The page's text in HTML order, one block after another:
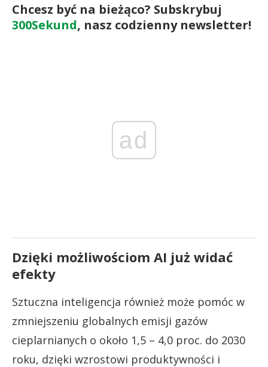
Chcesz być na bieżąco? Subskrybuj
300Sekund, nasz codzienny newsletter!
ad
Dzięki możliwościom AI już widać
efekty
Sztuczna inteligencja również może pomóc w
zmniejszeniu globalnych emisji gazów
cieplarnianych o około 1,5 – 4,0 proc. do 2030
roku, dzięki wzrostowi produktywności i